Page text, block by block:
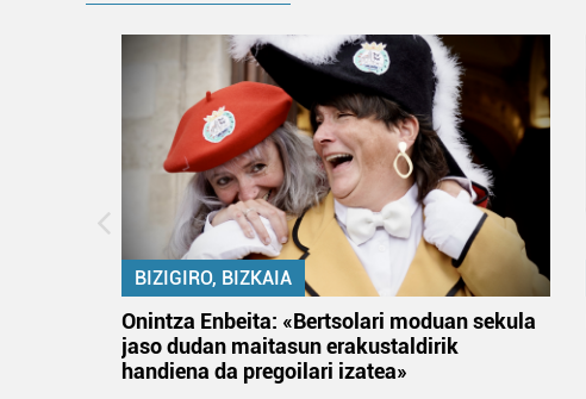
BIZIGIRO, BIZKAIA
Onintza Enbeita: «Bertsolari moduan sekula
jaso dudan maitasun erakustaldirik
handiena da pregoilari izatea»